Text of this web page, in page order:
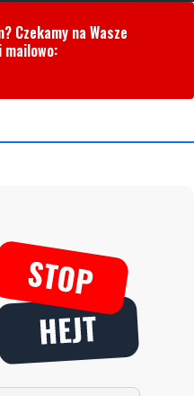
Czekamy na Wasze